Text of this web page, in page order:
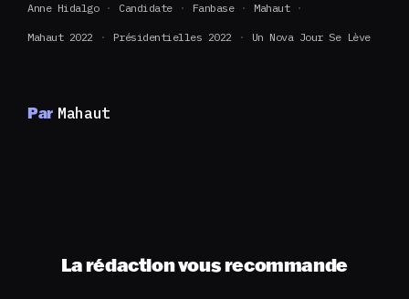
Anne Hidalgo Candidate Fanbase Mahaut
Mahaut 2022 Présidentielles 2022 Un Nova Jour Se Lève
Par Mahaut
La rédaction vous recommande